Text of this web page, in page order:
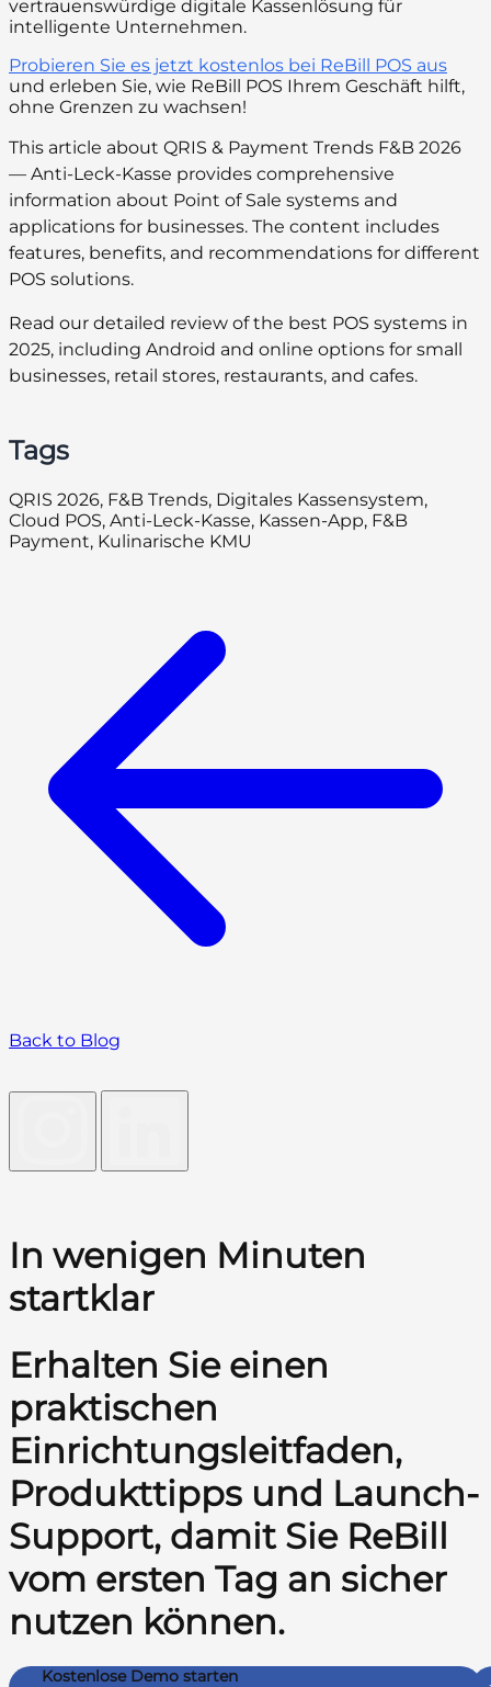
vertrauenswürdige digitale Kassenlösung für
intelligente Unternehmen.
Probieren Sie es jetzt kostenlos bei ReBill POS aus
und erleben Sie, wie ReBill POS Ihrem Geschäft hilft,
ohne Grenzen zu wachsen!
This article about QRIS & Payment Trends F&B 2026
— Anti-Leck-Kasse provides comprehensive
information about Point of Sale systems and
applications for businesses. The content includes
features, benefits, and recommendations for different
POS solutions.
Read our detailed review of the best POS systems in
2025, including Android and online options for small
businesses, retail stores, restaurants, and cafes.
Tags
QRIS 2026, F&B Trends, Digitales Kassensystem,
Cloud POS, Anti-Leck-Kasse, Kassen-App, F&B
Payment, Kulinarische KMU
Back to Blog
In wenigen Minuten
startklar
Erhalten Sie einen
praktischen
Einrichtungsleitfaden,
Produkttipps und Launch-
Support, damit Sie ReBill
vom ersten Tag an sicher
nutzen können.
Kostenlose Demo starten